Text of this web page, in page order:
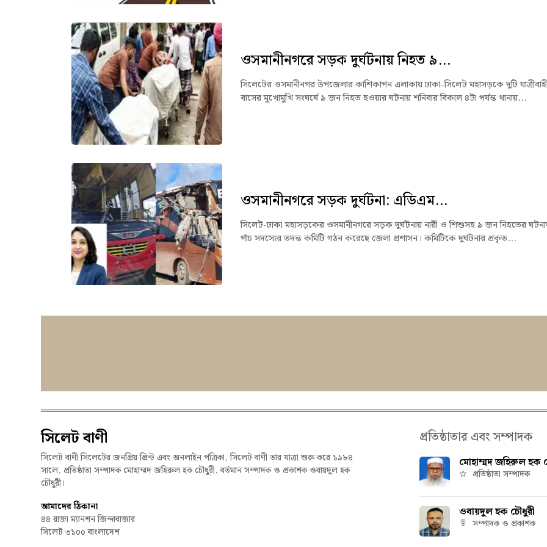
ওসমানীনগরে সড়ক দুর্ঘটনায় নিহত ৯...
সিলেটের ওসমানীনগর উপজেলার কাশিকাপন এলাকায় ঢাকা-সিলেট মহাসড়কে দুটি
বাসের মুখোমুখি সংঘর্ষে ৯ জন নিহত হওয়ার ঘটনায় শনিবার বিকাল ৪টা পর্যন্ত থানায়...
ওসমানীনগরে সড়ক দুর্ঘটনা: এডিএম...
সিলেট-ঢাকা মহাসড়কের ওসমানীনগরে সড়ক দুর্ঘটনায় নারী ও শিশুসহ ৯ জন নিহতের
পাঁচ সদস্যের তদন্ত কমিটি গঠন করেছে জেলা প্রশাসন। কমিটিকে দুর্ঘটনার প্রকৃত...
সিলেট বাণী
সিলেট বাণী সিলেটের জনপ্রিয় প্রিন্ট এবং অনলাইন পত্রিকা, সিলেট বাণী তার যাত্রা শুরু করে ১৯৮৪
সালে, প্রতিষ্ঠাতা সম্পাদক মোহাম্মদ জহিরুল হক চৌধুরী, বর্তমান সম্পাদক ও প্রকাশক ওবায়দুল হক
চৌধুরী।
আমাদের ঠিকানা
৪৪ রাজা ম্যানশন জিন্দাবাজার
সিলেট ৩১০০ বাংলাদেশ
প্রতিষ্ঠাতার এবং সম্পাদক
মোহাম্মদ জহিরুল হক
প্রতিষ্ঠাতা সম্পাদক
ওবায়দুল হক চৌধুরী
সম্পাদক ও প্রকাশক